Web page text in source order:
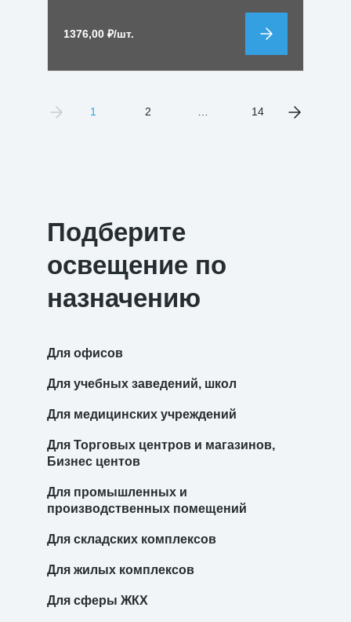
1376,00 ₽/шт.
1 2 14
Подберите
освещение по
назначению
Для офисов
Для учебных заведений, школ
Для медицинских учреждений
Для Торговых центров и магазинов,
Бизнес центов
Для промышленных и
производственных помещений
Для складских комплексов
Для жилых комплексов
Для сферы ЖКХ